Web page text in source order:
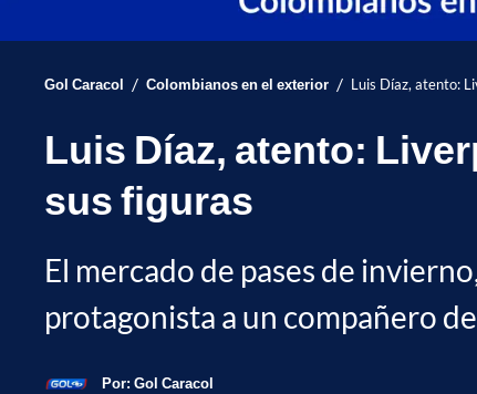
Gol Caracol / Colombianos en el exterior / Luis Díaz, atento:
Luis Díaz, atento:
sus figuras
El mercado de pases de
protagonista a un compañero
Por: Gol Caracol